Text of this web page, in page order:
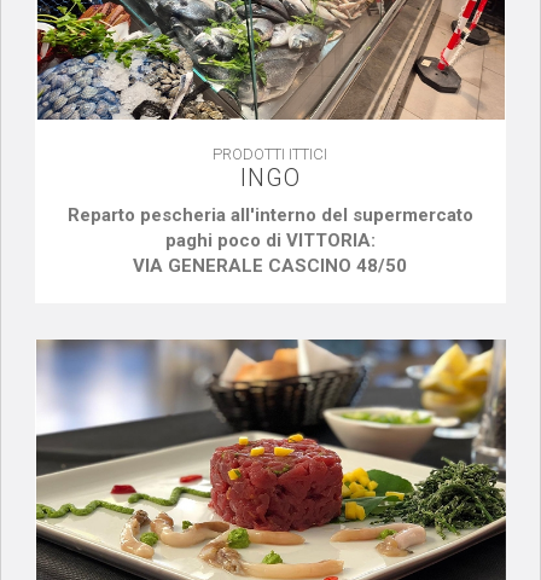
PRODOTTI ITTICI
INGO
Reparto pescheria all'interno del supermercato
paghi poco di VITTORIA:
VIA GENERALE CASCINO 48/50